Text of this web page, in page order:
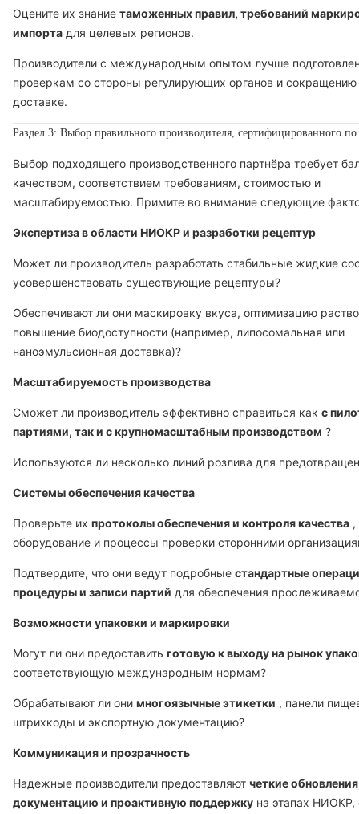
Оцените их знание таможенных правил, требований
импорта для целевых регионов.
Производители с международным опытом лучше
проверкам со стороны регулирующих органов и
доставке.
Раздел 3: Выбор правильного производителя, сертифицированного по
Выбор подходящего производственного партнёра требует
качеством, соответствием требованиям, стоимостью и
масштабируемостью. Примите во внимание следующие
Экспертиза в области НИОКР и разработки рецептур
Может ли производитель разработать стабильные жидкие
усовершенствовать существующие рецептуры?
Обеспечивают ли они маскировку вкуса, оптимизацию
повышение биодоступности (например, липосомальная или
наноэмульсионная доставка)?
Масштабируемость производства
Сможет ли производитель эффективно справиться как с
партиями, так и с крупномасштабным производством ?
Используются ли несколько линий розлива для
Системы обеспечения качества
Проверьте их протоколы обеспечения и контроля качества ,
оборудование и процессы проверки сторонними
Подтвердите, что они ведут подробные стандартные
процедуры и записи партий для обеспечения
Возможности упаковки и маркировки
Могут ли они предоставить готовую к выходу на рынок
соответствующую международным нормам?
Обрабатывают ли они многоязычные этикетки , панели
штрихкоды и экспортную документацию?
Коммуникация и прозрачность
Надежные производители предоставляют четкие
документацию и проактивную поддержку на этапах НИОКР,